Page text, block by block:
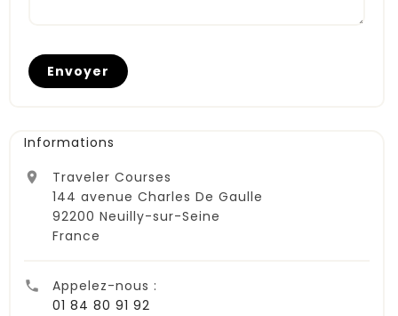
Informations

Traveler Courses
144 avenue Charles De Gaulle
92200 Neuilly-sur-Seine
France

Appelez-nous :
01 84 80 91 92